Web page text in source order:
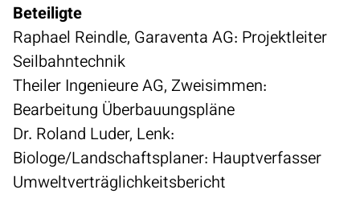
Beteiligte
Raphael Reindle, Garaventa AG: Projektleiter
Seilbahntechnik
Theiler Ingenieure AG, Zweisimmen:
Bearbeitung Überbauungspläne
Dr. Roland Luder, Lenk:
Biologe/Landschaftsplaner: Hauptverfasser
Umweltverträglichkeitsbericht